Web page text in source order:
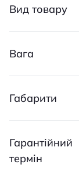
Вид товару
Вага
Габарити
Гарантійний
термін